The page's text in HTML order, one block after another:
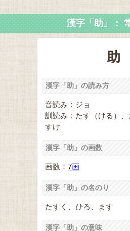
漢字「助」：
助
漢字「助」の読み方
音読み：ジョ
訓読み：たす（ける）、
すけ
漢字「助」の画数
画数： 7画
漢字「助」の名のり
たすく、ひろ、ます
漢字「助」の意味